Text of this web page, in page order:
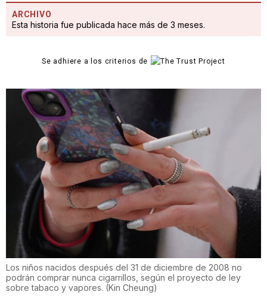
ARCHIVO
Esta historia fue publicada hace más de 3 meses.
Se adhiere a los criterios de
Los niños nacidos después del 31 de diciembre de 2008 no
podrán comprar nunca cigarrillos, según el proyecto de ley
sobre tabaco y vapores. (Kin Cheung)